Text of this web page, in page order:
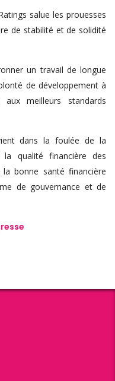
salue les prouesses
de stabilité et de solidité
un travail de longue
de développement à
meilleurs standards
dans la foulée de la
qualité financière des
bonne santé financière
de gouvernance et de